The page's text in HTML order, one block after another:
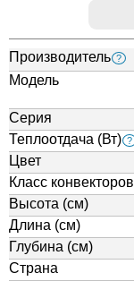
Производитель ?
Модель
Серия
Теплоотдача (Вт) ?
Цвет
Класс конвекторов
Высота (см)
Длина (см)
Глубина (см)
Страна